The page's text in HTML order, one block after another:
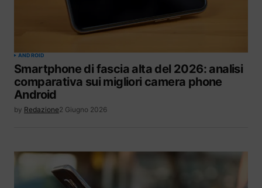
ANDROID
Smartphone di fascia alta del 2026: analisi
comparativa sui migliori camera phone
Android
by Redazione2 Giugno 2026